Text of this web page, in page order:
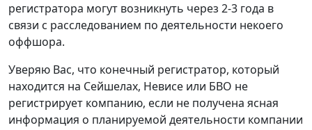
регистратора могут возникнуть через 2-3 года в
связи с расследованием по деятельности некоего
оффшора.
Уверяю Вас, что конечный регистратор, который
находится на Сейшелах, Невисе или БВО не
регистрирует компанию, если не получена ясная
информация о планируемой деятельности компании